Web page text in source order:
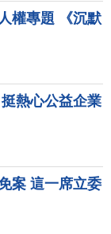
權專題 《沉默
熱心公益企業
案 這一席立委